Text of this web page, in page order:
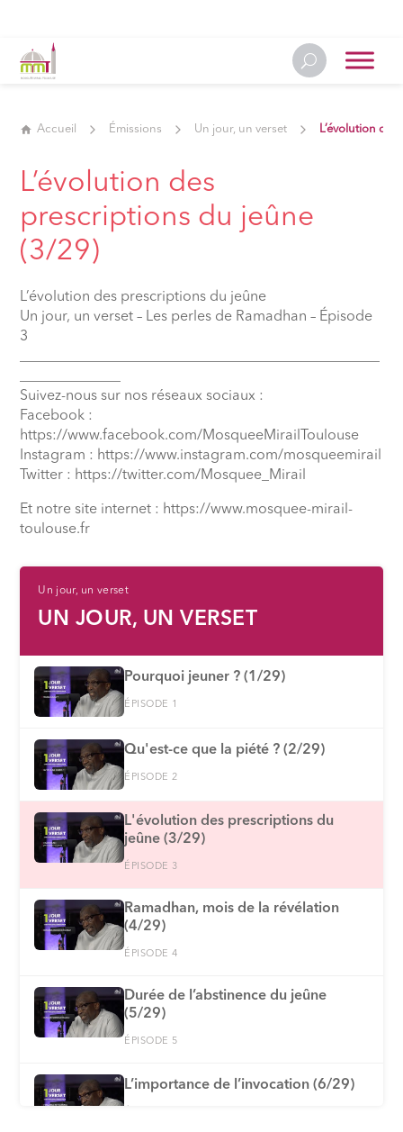
Accueil Émissions Un jour, un verset L’évolution
L’évolution des
prescriptions du jeûne
(3/29)
L’évolution des prescriptions du jeûne
Un jour, un verset – Les perles de Ramadhan – Épisode
3
Suivez-nous sur nos réseaux sociaux :
Facebook :
https://www.facebook.com/MosqueeMirailToulouse
Instagram : https://www.instagram.com/mosqueemirail
Twitter : https://twitter.com/Mosquee_Mirail
Et notre site internet : https://www.mosquee-mirail-
toulouse.fr
Un jour, un verset
UN JOUR, UN VERSET
Pourquoi jeuner ? (1/29)
ÉPISODE 1
Qu'est-ce que la piété ? (2/29)
ÉPISODE 2
L'évolution des prescriptions du
jeûne (3/29)
ÉPISODE 3
Ramadhan, mois de la révélation
(4/29)
ÉPISODE 4
Durée de l’abstinence du jeûne
(5/29)
ÉPISODE 5
L’importance de l’invocation (6/29)